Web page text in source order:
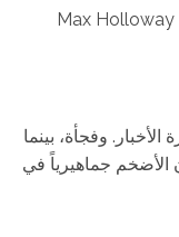
توقيت إعلان نزال Conor McGregor ضد Max Holloway
وفجأة، بينما
الأضخم جماهيرياً في